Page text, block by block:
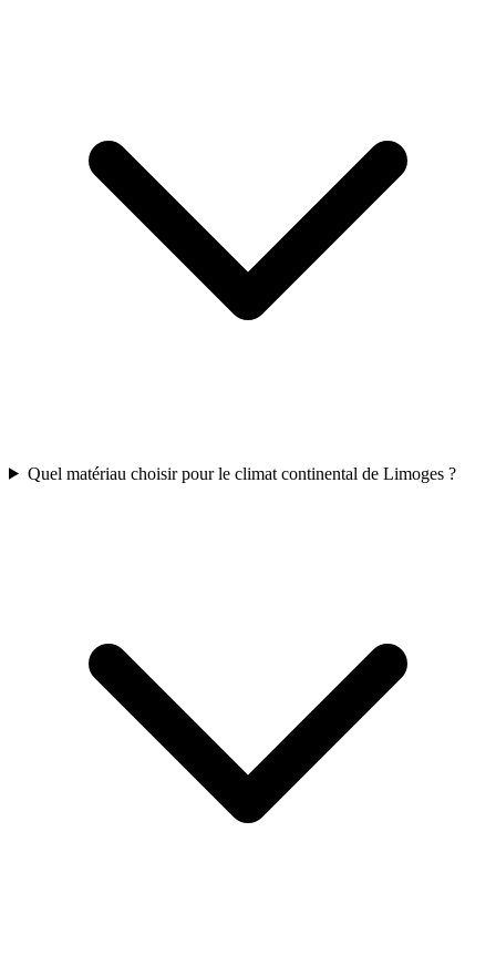
Quel matériau choisir pour le climat continental de Limoges ?